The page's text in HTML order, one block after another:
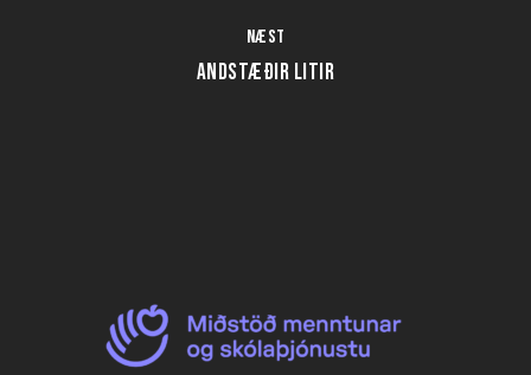
Næst
Andstæðir litir